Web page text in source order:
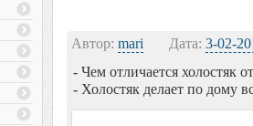
Автор: mari Дата: 3-02-
- Чем отличается холостяк
- Холостяк делает по дому